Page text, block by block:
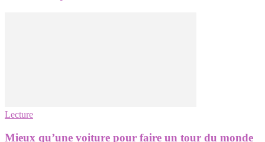
Lecture
Mieux qu’une voiture pour faire un tour du monde